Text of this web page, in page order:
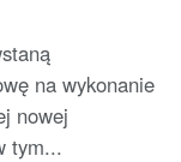
na wykonanie
nowej
tym...